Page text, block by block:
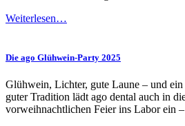
Weiterlesen…
Die ago Glühwein-Party 2025
Glühwein, Lichter, gute Laune – und
guter Tradition lädt ago dental auch in
vorweihnachtlichen Feier ins Labor ein